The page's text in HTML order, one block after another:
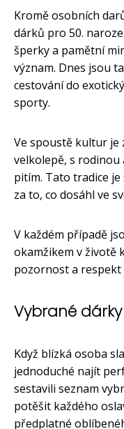
Kromě osobních
dárků pro 50.
šperky a pamětní
význam. Dnes jsou
cestování do
sporty.
Ve spoustě kultur je
velkolepě, s
pitím. Tato tradice
za to, co dosáhl ve
V každém případě
okamžikem v životě
pozornost a
Vybrané
Když blízká osoba
jednoduché najít
sestavili seznam
potěšit každého
předplatné